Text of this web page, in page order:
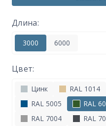
Длина:
3000 6000
Цвет:
Цинк RAL 1014
RAL 5005
RAL
RAL 7004
RAL